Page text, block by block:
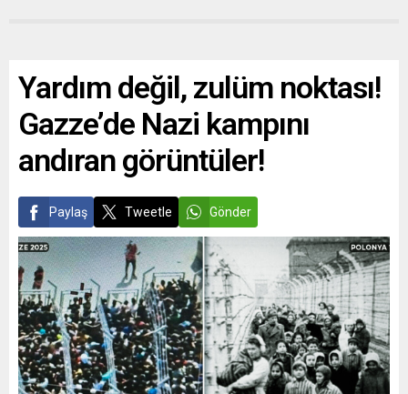
Yardım değil, zulüm noktası!
Gazze’de Nazi kampını
andıran görüntüler!
Paylaş Tweetle Gönder